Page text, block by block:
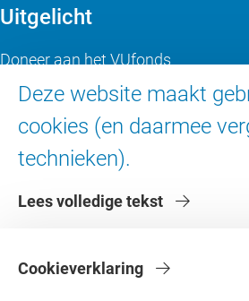
Deze website maakt
cookies (en daarmee
technieken).
Lees volledige tekst
Cookieverklaring
Uitgelicht
Doneer aan het VUfonds
VU Magazine
Ad Valvas
Digitale toegankelijkheid
Over de VU
Werken bij de VU